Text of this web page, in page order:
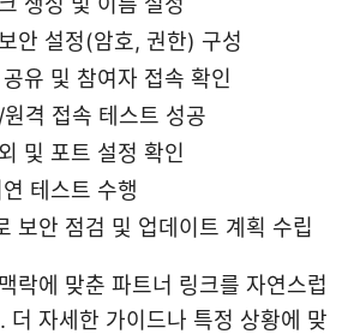
안 설정(암호, 권한) 구성
유 및 참여자 접속 확인
격 접속 테스트 성공
및 포트 설정 확인
테스트 수행
보안 점검 및 업데이트 계획 수립
락에 맞춘 파트너 링크를 자연스럽
더 자세한 가이드나 특정 상황에 맞